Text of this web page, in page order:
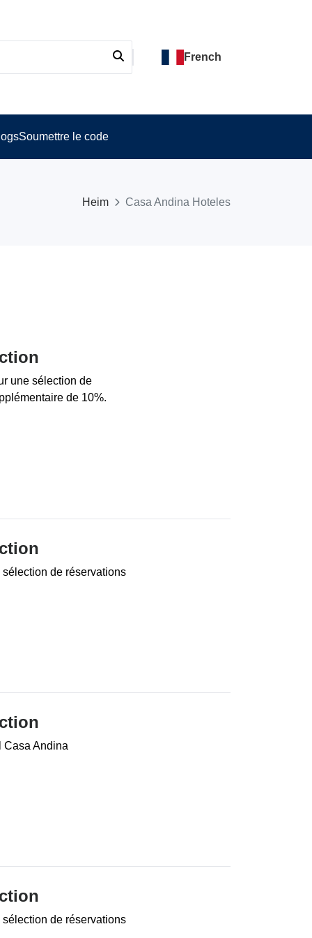
French
Soumettre le code
Heim Casa Andina Hoteles
une sélection de
de 10%.
de réservations
Casa Andina
de réservations